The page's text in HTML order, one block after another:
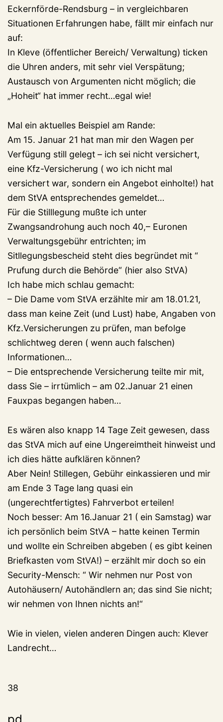
Eckernförde-Rendsburg – in vergleichbaren
Situationen Erfahrungen habe, fällt mir einfach nur
auf:
In Kleve (öffentlicher Bereich/ Verwaltung) ticken
die Uhren anders, mit sehr viel Verspätung;
Austausch von Argumenten nicht möglich; die
„Hoheit“ hat immer recht…egal wie!
Mal ein aktuelles Beispiel am Rande:
Am 15. Januar 21 hat man mir den Wagen per
Verfügung still gelegt – ich sei nicht versichert,
eine Kfz-Versicherung ( wo ich nicht mal
versichert war, sondern ein Angebot einholte!) hat
dem StVA entsprechendes gemeldet…
Für die Stilllegung mußte ich unter
Zwangsandrohung auch noch 40,– Euronen
Verwaltungsgebühr entrichten; im
Sitllegungsbescheid steht dies begründet mit “
Prufung durch die Behörde“ (hier also StVA)
Ich habe mich schlau gemacht:
– Die Dame vom StVA erzählte mir am 18.01.21,
dass man keine Zeit (und Lust) habe, Angaben von
Kfz.Versicherungen zu prüfen, man befolge
schlichtweg deren ( wenn auch falschen)
Informationen…
– Die entsprechende Versicherung teilte mir mit,
dass Sie – irrtümlich – am 02.Januar 21 einen
Fauxpas begangen haben…
Es wären also knapp 14 Tage Zeit gewesen, dass
das StVA mich auf eine Ungereimtheit hinweist und
ich dies hätte aufklären können?
Aber Nein! Stillegen, Gebühr einkassieren und mir
am Ende 3 Tage lang quasi ein
(ungerechtfertigtes) Fahrverbot erteilen!
Noch besser: Am 16.Januar 21 ( ein Samstag) war
ich persönlich beim StVA – hatte keinen Termin
und wollte ein Schreiben abgeben ( es gibt keinen
Briefkasten vom StVA!) – erzählt mir doch so ein
Security-Mensch: “ Wir nehmen nur Post von
Autohäusern/ Autohändlern an; das sind Sie nicht;
wir nehmen von Ihnen nichts an!“
Wie in vielen, vielen anderen Dingen auch: Klever
Landrecht…
38
pd